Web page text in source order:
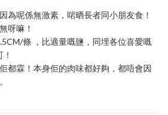
為呢係無激素，啱晒長者同小朋友食！
呀嘛！
條 ，比適量嘅鹽，同埋各位喜愛嘅
都霖！本身佢的肉味都好夠，都唔會因